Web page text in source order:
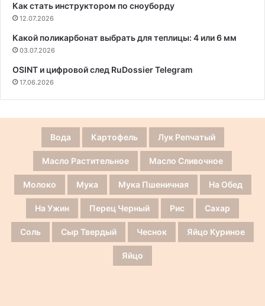
Как стать инструктором по сноуборду
12.07.2026
Какой поликарбонат выбрать для теплицы: 4 или 6 мм
03.07.2026
OSINT и цифровой след RuDossier Telegram
17.06.2026
Вода Картофель Лук Репчатый
Масло Растительное Масло Сливочное
Молоко Мука Мука Пшеничная На Обед
На Ужин Перец Черный Рис Сахар
Соль Сыр Твердый Чеснок Яйцо Куриное
Яйцо